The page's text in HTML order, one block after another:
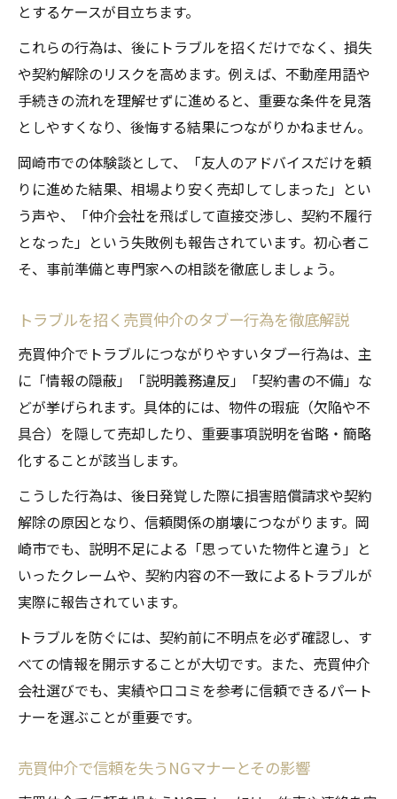
とするケースが目立ちます。
これらの行為は、後にトラブルを招くだけでなく、損失
や契約解除のリスクを高めます。例えば、不動産用語や
手続きの流れを理解せずに進めると、重要な条件を見落
としやすくなり、後悔する結果につながりかねません。
岡崎市での体験談として、「友人のアドバイスだけを頼
りに進めた結果、相場より安く売却してしまった」とい
う声や、「仲介会社を飛ばして直接交渉し、契約不履行
となった」という失敗例も報告されています。初心者こ
そ、事前準備と専門家への相談を徹底しましょう。
トラブルを招く売買仲介のタブー行為を徹底解説
売買仲介でトラブルにつながりやすいタブー行為は、主
に「情報の隠蔽」「説明義務違反」「契約書の不備」な
どが挙げられます。具体的には、物件の瑕疵（欠陥や不
具合）を隠して売却したり、重要事項説明を省略・簡略
化することが該当します。
こうした行為は、後日発覚した際に損害賠償請求や契約
解除の原因となり、信頼関係の崩壊につながります。岡
崎市でも、説明不足による「思っていた物件と違う」と
いったクレームや、契約内容の不一致によるトラブルが
実際に報告されています。
トラブルを防ぐには、契約前に不明点を必ず確認し、す
べての情報を開示することが大切です。また、売買仲介
会社選びでも、実績や口コミを参考に信頼できるパート
ナーを選ぶことが重要です。
売買仲介で信頼を失うNGマナーとその影響